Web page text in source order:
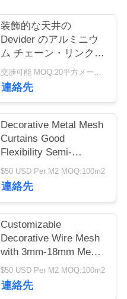
装飾的な天井の
Devider のアルミニウ
ム チェーン・リンクの
カーテン 4mm 5mm
6mm の金属
交渉可能 MOQ:20平方メートル
連絡先
Decorative Metal Mesh
Curtains Good
Flexibility Semi-
transparent For Your
High-class Decorative
Purpose
$50 USD Per M2 MOQ:100m2
連絡先
Customizable
Decorative Wire Mesh
with 3mm-18mm Mesh
Opening 0.5-2mm Wire
Diameter and
40%-85% Open Area
$50 USD Per M2 MOQ:100m2
連絡先